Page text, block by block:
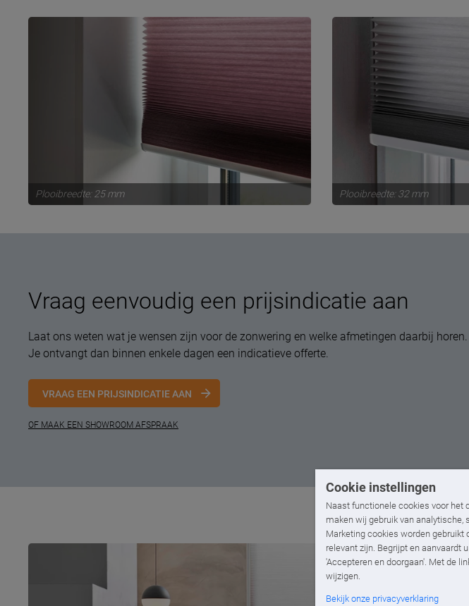
Cookie instellingen
Naast functionele cookies voor het
maken wij gebruik van
Marketing cookies worden gebruikt
relevant zijn. Begrijpt en aanvaardt
'Accepteren en doorgaan'. Met de
wijzigen.
Bekijk onze privacyverklaring
Plooibreedte: 25 mm Plooibreedte: 32 mm
Vraag eenvoudig een prijsindicatie aan
Laat ons weten wat je wensen zijn voor de zonwering en welke afmetingen daarbij horen.
Je ontvangt dan binnen enkele dagen een indicatieve offerte.
VRAAG EEN PRIJSINDICATIE AAN
OF MAAK EEN SHOWROOM AFSPRAAK